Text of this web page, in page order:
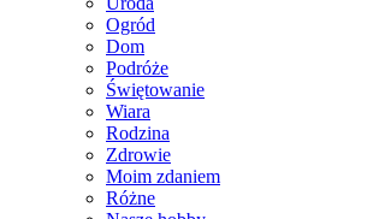
Ogród
Dom
Podróże
Świętowanie
Wiara
Rodzina
Zdrowie
Moim zdaniem
Różne